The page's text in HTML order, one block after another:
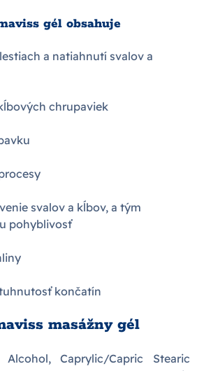
gél obsahuje
a natiahnutí svalov a
chrupaviek
svalov a kĺbov, a tým
pohyblivosť
končatín
masážny gél
Caprylic/Capric Stearic